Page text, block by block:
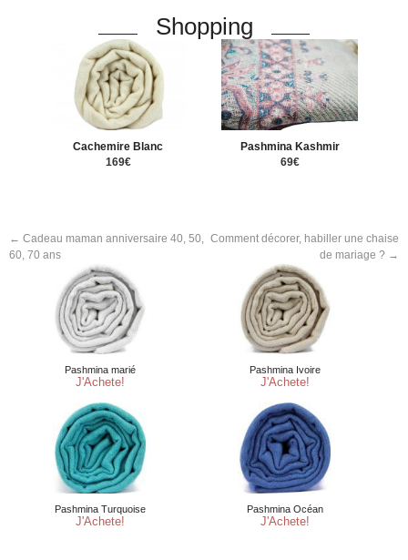
Shopping
Cachemire Blanc
169€
Pashmina Kashmir
69€
← Cadeau maman anniversaire 40, 50,
60, 70 ans
Comment décorer, habiller une chaise
de mariage ? →